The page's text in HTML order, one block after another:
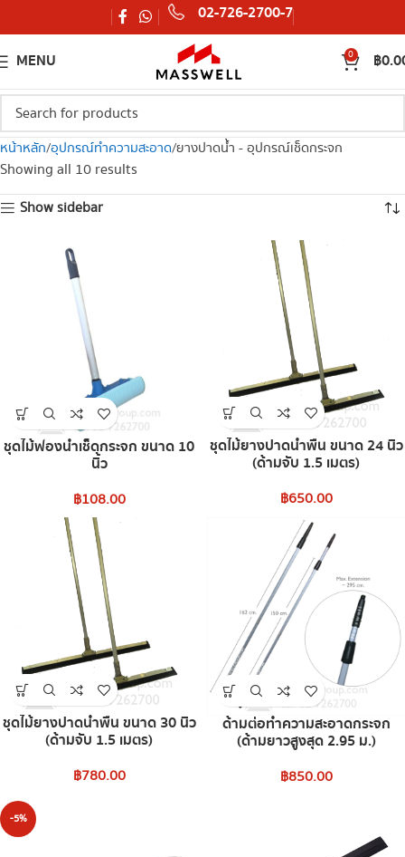
02-726-2700-7
MENU 0 ฿
หน้าหลัก อุปกรณ์ทำความสะอาด ยางปาดน้ำ - อุปกรณ์เช็ดกระจก
Showing all 10 results
Show sidebar
ชุดไม้ฟองน้ำเช็ดกระจก ขนาด 10
นิ้ว
฿108.00
ชุดไม้ยางปาดน้ำพื้น ขนาด 24 นิ้ว
(ด้ามจับ 1.5 เมตร)
฿650.00
ชุดไม้ยางปาดน้ำพื้น ขนาด 30 นิ้ว
(ด้ามจับ 1.5 เมตร)
฿780.00
ด้ามต่อทำความสะอาดกระจก
(ด้ามยาวสูงสุด 2.95 ม.)
฿850.00
-5%